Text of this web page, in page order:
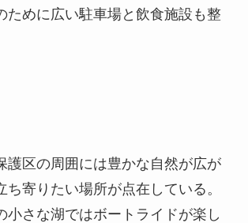
護区の周囲には豊かな自然が広が
を過ごすことができる。湖畔には
地元料理を提供するレストランが